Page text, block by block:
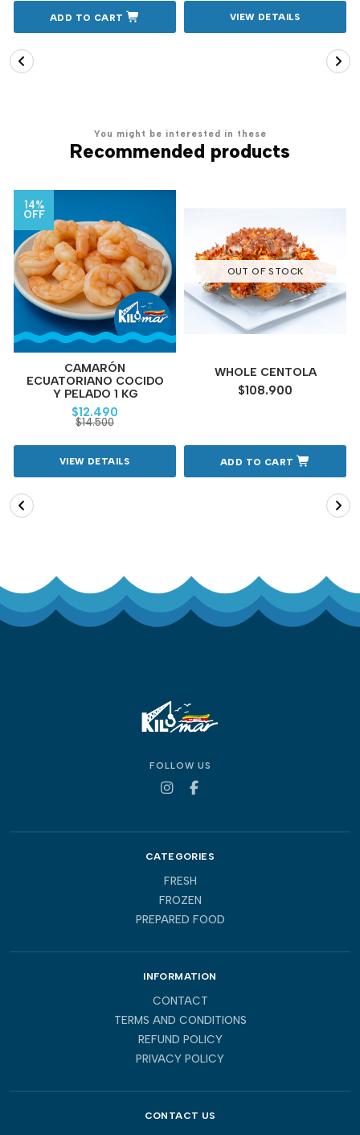
ADD TO CART VIEW DETAILS
You might be interested in these
Recommended products
14%
OFF
CAMARÓN
ECUATORIANO COCIDO
Y PELADO 1 KG
$12.490
$14.500
VIEW DETAILS
OUT OF STOCK
WHOLE CENTOLA
$108.900
ADD TO CART
FOLLOW US
CATEGORIES
FRESH
FROZEN
PREPARED FOOD
INFORMATION
CONTACT
TERMS AND CONDITIONS
REFUND POLICY
PRIVACY POLICY
CONTACT US